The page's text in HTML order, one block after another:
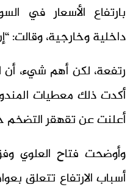
بارتفاع الأسعار في
داخلية وخارجية، وقالت:
رتفعة، لكن أهم شيء، أن
أكدت ذلك معطيات
أعلنت عن تقهقر التضخم
وأوضحت فتاح العلوي
أسباب الارتفاع تتعلق